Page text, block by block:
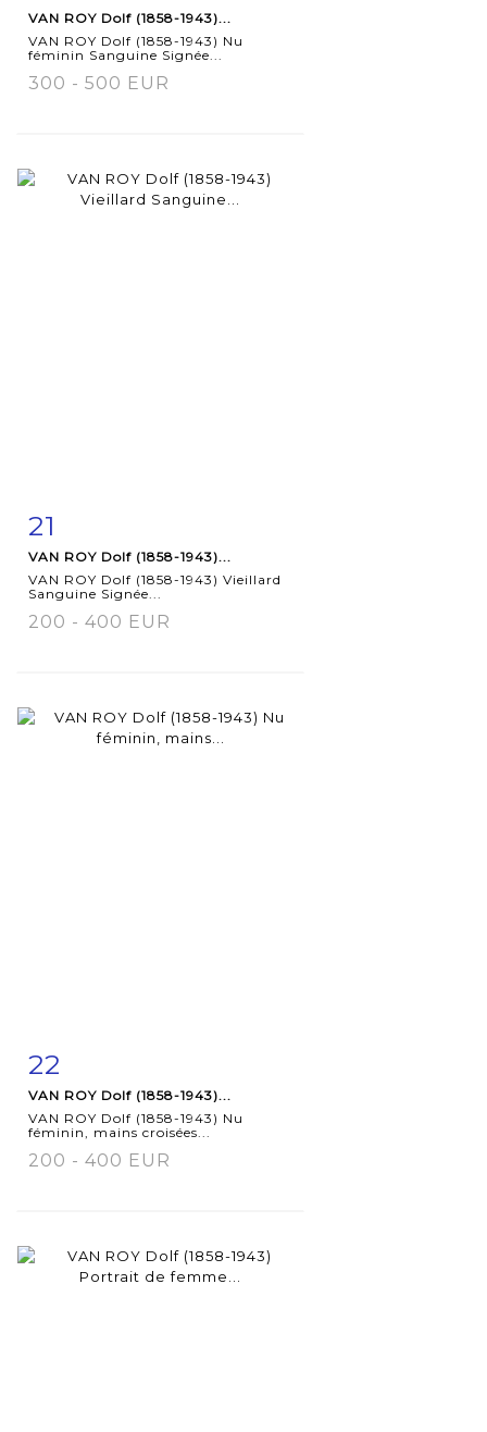
VAN ROY Dolf (1858-1943)...
VAN ROY Dolf (1858-1943) Nu
féminin Sanguine Signée...
300 - 500 EUR
Item detail
21
VAN ROY Dolf (1858-1943)...
VAN ROY Dolf (1858-1943) Vieillard
Sanguine Signée...
200 - 400 EUR
Item detail
22
VAN ROY Dolf (1858-1943)...
VAN ROY Dolf (1858-1943) Nu
féminin, mains croisées...
200 - 400 EUR